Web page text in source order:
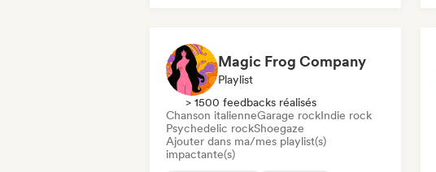
Magic Frog Company
Playlist
> 1500 feedbacks réalisés
Chanson italienneGarage rockIndie rock
Psychedelic rockShoegaze
Ajouter dans ma/mes playlist(s)
impactante(s)